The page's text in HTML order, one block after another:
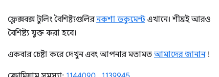
ফ্লেক্সবক্স টুলিং বৈশিষ্ট্যগুলিরনকশা ডকুমেন্টএখানে। শীঘ্রই আরও
বৈশিষ্ট্য যুক্ত করা হবে।
একবার চেষ্টা করে দেখুন এবং আপনার মতামত আমাদের জানান!